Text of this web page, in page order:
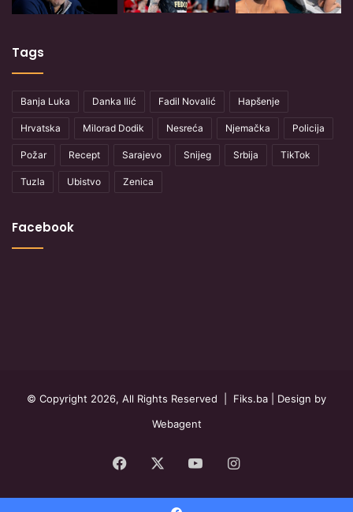
Tags
Banja Luka Danka Ilić Fadil Novalić Hapšenje
Hrvatska Milorad Dodik Nesreća Njemačka Policija
Požar Recept Sarajevo Snijeg Srbija TikTok
Tuzla Ubistvo Zenica
Facebook
© Copyright 2026, All Rights Reserved | Fiks.ba | Design by
Webagent
Facebook YouTubeInstagram